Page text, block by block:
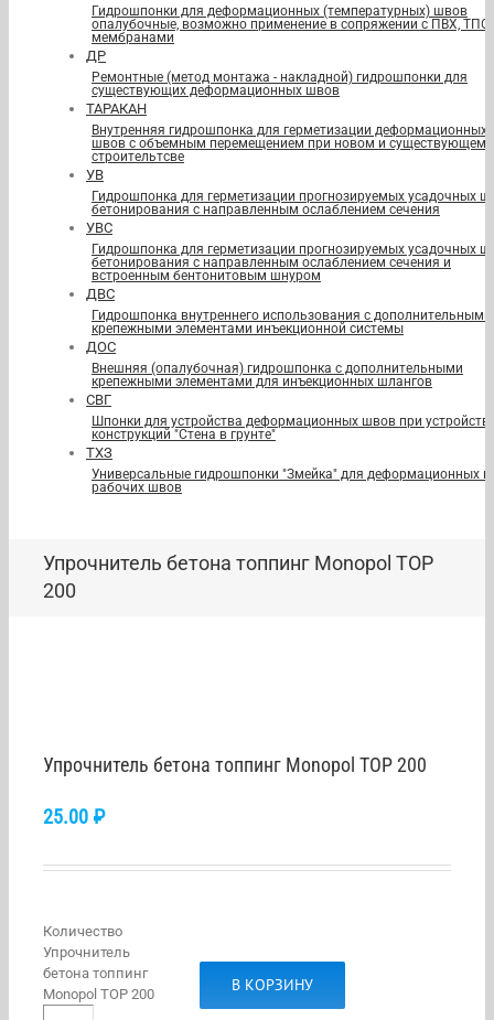
Гидрошпонки для деформационных (температурных) швов
опалубочные, возможно применение в сопряжении с ПВХ, ТПО
мембранами
ДР
Ремонтные (метод монтажа - накладной) гидрошпонки для
существующих деформационных швов
ТАРАКАН
Внутренняя гидрошпонка для герметизации деформационных
швов с объемным перемещением при новом и существующем
строительтсве
УВ
Гидрошпонка для герметизации прогнозируемых усадочных
бетонирования с направленным ослаблением сечения
УВС
Гидрошпонка для герметизации прогнозируемых усадочных
бетонирования с направленным ослаблением сечения и
встроенным бентонитовым шнуром
ДВС
Гидрошпонка внутреннего использования с дополнительными
крепежными элементами инъекционной системы
ДОС
Внешняя (опалубочная) гидрошпонка с дополнительными
крепежными элементами для инъекционных шлангов
СВГ
Шпонки для устройства деформационных швов при
конструкций "Стена в грунте"
ТХЗ
Универсальные гидрошпонки "Змейка" для деформационных и
рабочих швов
Упрочнитель бетона топпинг Monopol TOP
200
Упрочнитель бетона топпинг Monopol TOP 200
25.00 ₽
Количество
Упрочнитель
бетона топпинг
Monopol TOP 200
В КОРЗИНУ